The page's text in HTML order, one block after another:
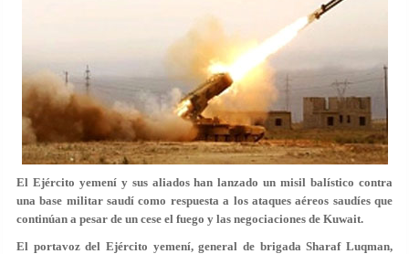
El Ejército yemení y sus aliados han lanzado un misil balístico contra
una base militar saudí como respuesta a los ataques aéreos saudíes que
continúan a pesar de un cese el fuego y las negociaciones de Kuwait.
El portavoz del Ejército yemení, general de brigada Sharaf Luqman,